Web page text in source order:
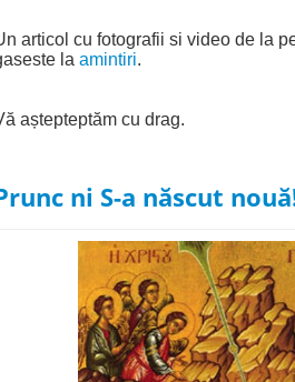
articol cu fotografii si video de la
la amintiri.
aștepteptăm cu drag.
ni S-a născut